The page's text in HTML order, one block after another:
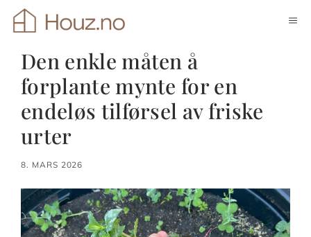
Hopp
Den enkle måten å
forplante mynte for en
endeløs tilførsel av friske
urter
8. MARS 2026